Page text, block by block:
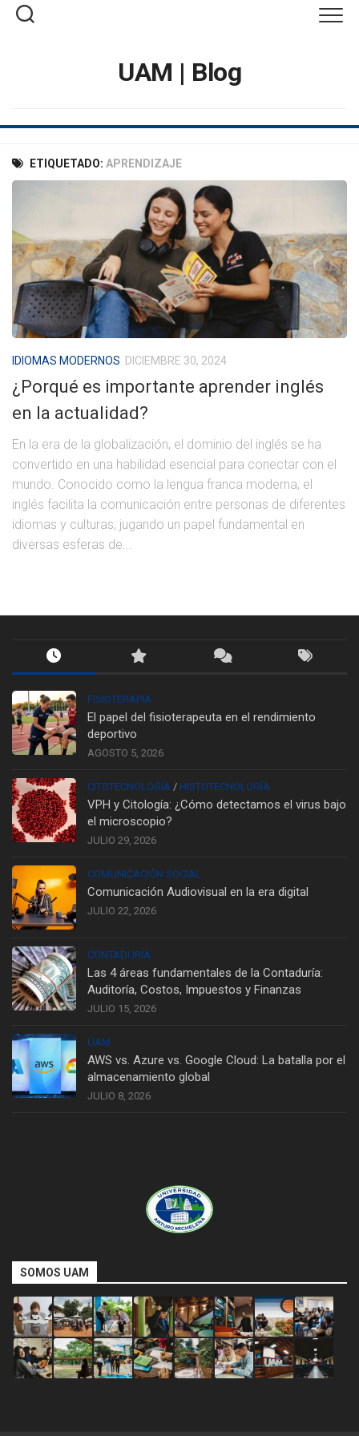
Saltar
UAM | Blog
ETIQUETADO: APRENDIZAJE
IDIOMAS MODERNOS DICIEMBRE 30, 2024
¿Porqué es importante aprender inglés
en la actualidad?
En la era de la globalización, el dominio del inglés se ha
convertido en una habilidad esencial para conectar con el
mundo. Conocido como la lengua franca moderna, el
inglés facilita la comunicación entre personas de diferentes
idiomas y culturas, jugando un papel fundamental en
diversas esferas de...
FISIOTERAPIA
El papel del fisioterapeuta en el rendimiento
deportivo
AGOSTO 5, 2026
CITOTECNOLOGÍA / HISTOTECNOLOGÍA
VPH y Citología: ¿Cómo detectamos el virus bajo
el microscopio?
JULIO 29, 2026
COMUNICACIÓN SOCIAL
Comunicación Audiovisual en la era digital
JULIO 22, 2026
CONTADURÍA
Las 4 áreas fundamentales de la Contaduría:
Auditoría, Costos, Impuestos y Finanzas
JULIO 15, 2026
UAM
AWS vs. Azure vs. Google Cloud: La batalla por el
almacenamiento global
JULIO 8, 2026
SOMOS UAM